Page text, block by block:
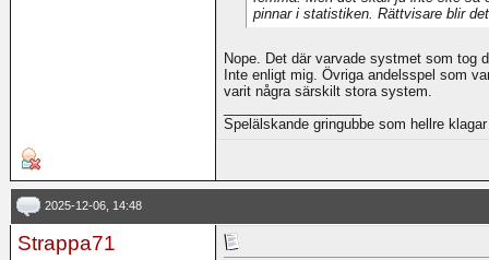
pinnar i statistiken. Rättvisare blir
Nope. Det där varvade systmet som tog
Inte enligt mig. Övriga andelsspel som
varit några särskilt stora system.
Spelälskande gringubbe som hellre
2025-12-06, 14:48
Strappa71